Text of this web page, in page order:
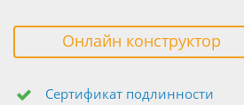
Онлайн конструктор
Сертификат подлинности